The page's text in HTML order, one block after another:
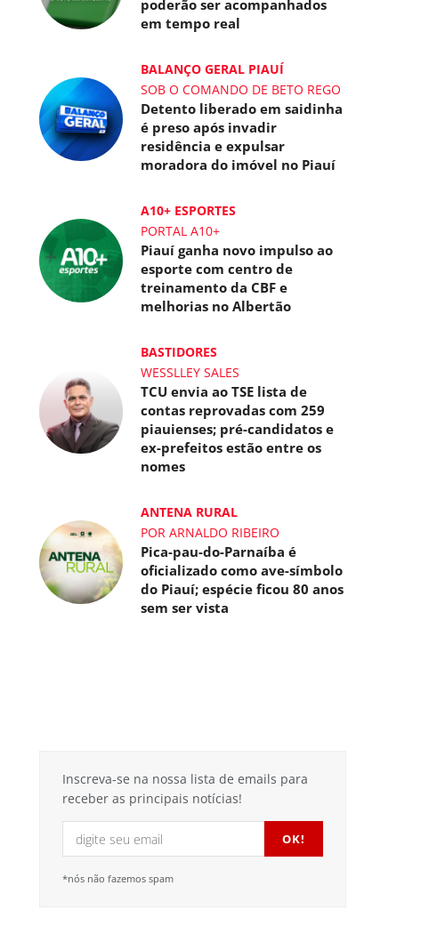
poderão ser acompanhados
em tempo real
BALANÇO GERAL PIAUÍ
SOB O COMANDO DE BETO REGO
Detento liberado em saidinha
é preso após invadir
residência e expulsar
moradora do imóvel no Piauí
A10+ ESPORTES
PORTAL A10+
Piauí ganha novo impulso ao
esporte com centro de
treinamento da CBF e
melhorias no Albertão
BASTIDORES
WESSLLEY SALES
TCU envia ao TSE lista de
contas reprovadas com 259
piauienses; pré-candidatos e
ex-prefeitos estão entre os
nomes
ANTENA RURAL
POR ARNALDO RIBEIRO
Pica-pau-do-Parnaíba é
oficializado como ave-símbolo
do Piauí; espécie ficou 80 anos
sem ser vista
Inscreva-se na nossa lista de emails para
receber as principais notícias!
*nós não fazemos spam